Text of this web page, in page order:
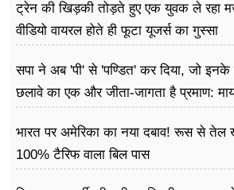
रिलेशनशिप
फूड
सेहत
ब्‍यूटी
ट्रेन की खिड़की तोड़ते हुए एक युवक ले रहा
वीडियो वायरल होते ही फूटा यूजर्स का गुस्सा
सपा ने अब 'पी' से 'पण्डित' कर दिया, जो
छलावे का एक और जीता-जागता है प्रमाण:
भारत पर अमेरिका का नया दबाव! रूस से तेल
100% टैरिफ वाला बिल पास